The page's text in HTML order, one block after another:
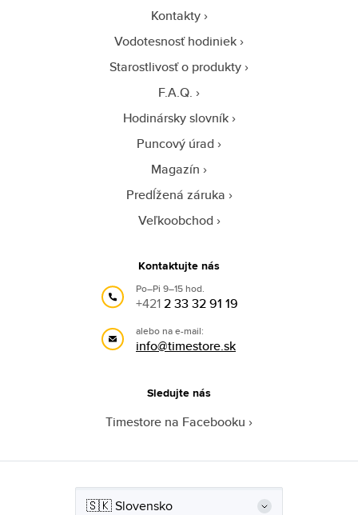
Kontakty
Vodotesnosť hodiniek
Starostlivosť o produkty
F.A.Q.
Hodinársky slovník
Puncový úrad
Magazín
Predĺžená záruka
Veľkoobchod
Kontaktujte nás
Po–Pi 9–15 hod.
+4212 33 32 91 19
alebo na e-mail:
info@timestore.sk
Sledujte nás
Timestore na Facebooku